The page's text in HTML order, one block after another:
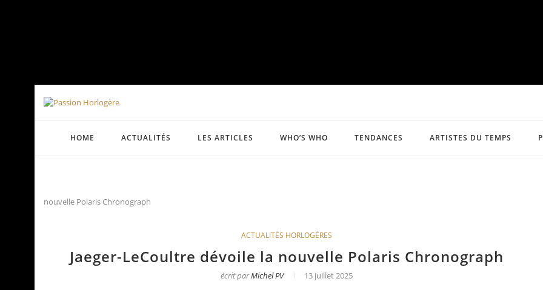
HOME ACTUALITÉS LES ARTICLES WHO’S WHO TENDANCES ARTISTES DU TEMPS
nouvelle Polaris Chronograph
ACTUALITÉS HORLOGÈRES
Jaeger-LeCoultre dévoile la nouvelle Polaris Chronograph
écrit parMichel PV 13 juillet 2025